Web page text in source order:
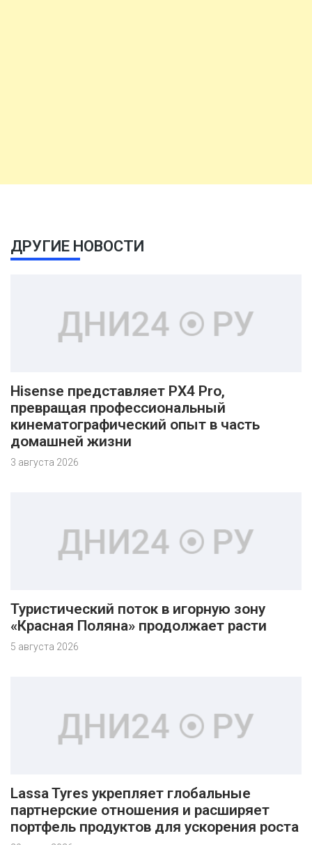
ДРУГИЕ НОВОСТИ
Hisense представляет PX4 Pro,
превращая профессиональный
кинематографический опыт в часть
домашней жизни
3 августа 2026
Туристический поток в игорную зону
«Красная Поляна» продолжает расти
5 августа 2026
Lassa Tyres укрепляет глобальные
партнерские отношения и расширяет
портфель продуктов для ускорения роста